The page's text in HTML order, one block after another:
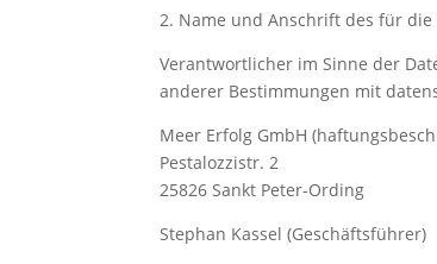
2. Name und Anschrift des für
Verantwortlicher im Sinne der
anderer Bestimmungen mit
Meer Erfolg GmbH
Pestalozzistr. 2
25826 Sankt Peter-Ording
Stephan Kassel (Geschäftsführer)